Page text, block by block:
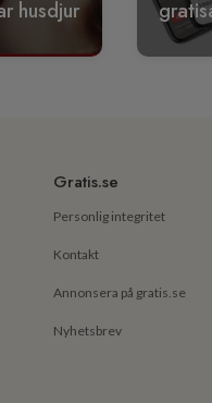
husdjur
Gratis.se
Personlig integritet
Kontakt
Annonsera på gratis.se
Nyhetsbrev